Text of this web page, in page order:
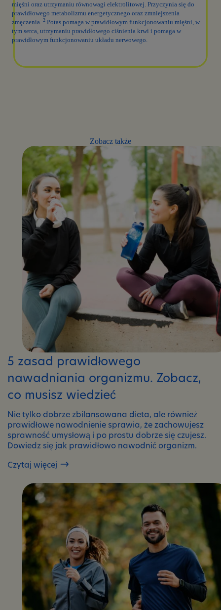
mięśni oraz utrzymaniu równowagi elektrolitowej. Przyczynia się do
prawidłowego metabolizmu energetycznego oraz zmniejszenia
zmęczenia. 2 Potas pomaga w prawidłowym funkcjonowaniu mięśni, w
tym serca, utrzymaniu prawidłowego ciśnienia krwi i pomaga w
prawidłowym funkcjonowaniu układu nerwowego.
Zobacz także
5 zasad prawidłowego
nawadniania organizmu. Zobacz,
co musisz wiedzieć
Nie tylko dobrze zbilansowana dieta, ale również
prawidłowe nawodnienie sprawia, że zachowujesz
sprawność umysłową i po prostu dobrze się czujesz.
Dowiedz się jak prawidłowo nawodnić organizm.
Czytaj więcej
5
prawidłowego
nawadniania
organizmu.
Zobacz,
musisz
wiedzieć